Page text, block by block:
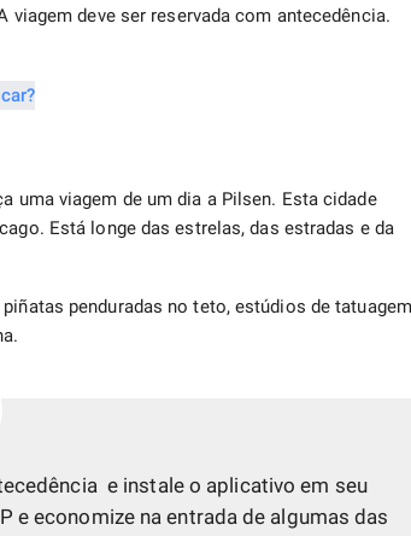
viagem deve ser reservada com antecedência.
uma viagem de um dia a Pilsen. Esta cidade
Está longe das estrelas, das estradas e da
penduradas no teto, estúdios de
e instale o aplicativo em seu
e economize na entrada de algumas das